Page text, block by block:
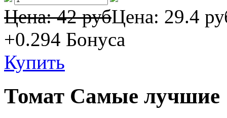
Цена: 42 рубЦена: 29.4
+0.294 Бонуса
Купить
Томат Самые